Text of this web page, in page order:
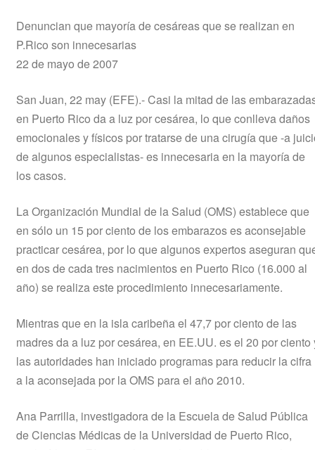
Denuncian que mayoría de cesáreas que se realizan en
P.Rico son innecesarias
22 de mayo de 2007
San Juan, 22 may (EFE).- Casi la mitad de las
en Puerto Rico da a luz por cesárea, lo que conlleva daños
emocionales y físicos por tratarse de una cirugía que -a
de algunos especialistas- es innecesaria en la mayoría de
los casos.
La Organización Mundial de la Salud (OMS) establece que
en sólo un 15 por ciento de los embarazos es aconsejable
practicar cesárea, por lo que algunos expertos aseguran
en dos de cada tres nacimientos en Puerto Rico (16.000 al
año) se realiza este procedimiento innecesariamente.
Mientras que en la isla caribeña el 47,7 por ciento de las
madres da a luz por cesárea, en EE.UU. es el 20 por ciento
las autoridades han iniciado programas para reducir la cifra
a la aconsejada por la OMS para el año 2010.
Ana Parrilla, investigadora de la Escuela de Salud Pública
de Ciencias Médicas de la Universidad de Puerto Rico,